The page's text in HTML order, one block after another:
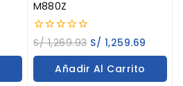
M880Z
0
out
of
S/1,269.93 S/ 1,259.69
Añadir Al Carrito